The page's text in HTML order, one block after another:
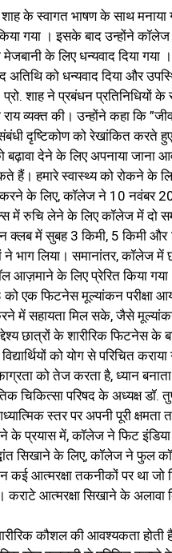
के स्वागत भाषण के साथ मनाया
गया । इसके बाद उन्होंने
के लिए धन्यवाद दिया गया
को धन्यवाद दिया और
शाह ने प्रबंधन प्रतिनिधियों के
व्यक्त की। उन्होंने कहा कि
दृष्टिकोण को रेखांकित करते
बढ़ावा देने के लिए अपनाया जाना
हमारे स्वास्थ्य को रोकने के लिए
करने के लिए, कॉलेज ने 10 नवंबर
में रुचि लेने के लिए कॉलेज में दो
क्लब में सुबह 3 किमी, 5 किमी
भाग लिया। समानांतर, कॉलेज में
आज़माने के लिए प्रेरित किया
एक फिटनेस मूल्यांकन परीक्षा
में सहायता मिल सके, जैसे
छात्रों के शारीरिक फिटनेस के
को योग से परिचित कराया
को तेज करता है, ध्यान
चिकित्सा परिषद के अध्यक्ष डॉ.
स्तर पर अपनी पूरी
के प्रयास में, कॉलेज ने फिट
सिखाने के लिए, कॉलेज ने फुल
आत्मरक्षा तकनीकों पर था जो
आत्मरक्षा सिखाने के अलावा
कौशल की आवश्यकता होती